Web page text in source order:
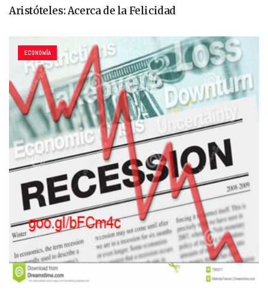
Aristóteles: Acerca de la Felicidad
ECONOMÍA